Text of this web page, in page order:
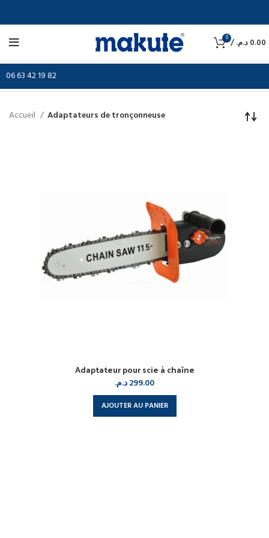
0 / 0.00د.م.
06 63 42 19 82
Accueil Adaptateurs de tronçonneuse
Adaptateur pour scie à chaîne
299.00د.م.
AJOUTER AU PANIER